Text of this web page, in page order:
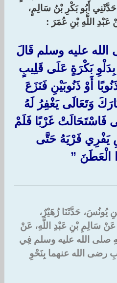
أَبُو بَكْرِ بْنُ سَالِمٍ،
عَبْدِ اللَّهِ بْنِ عُمَرَ :‏
عليه وسلم قَالَ
بَكْرَةٍ عَلَى قَلِيبٍ
أَوْ ذَنُوبَيْنِ فَنَزَعَ
وَتَعَالَى يَغْفِرُ لَهُ
فَاسْتَحَالَتْ غَرْبًا فَلَمْ
يَفْرِي فَرْيَهُ حَتَّى
الْعَطَنَ ‏”‏
يُونُسَ، حَدَّثَنَا زُهَيْرٌ،
سَالِمِ بْنِ عَبْدِ اللَّهِ، عَنْ
صلى الله عليه وسلم فِي
رضى الله عنهما بِنَحْوِ